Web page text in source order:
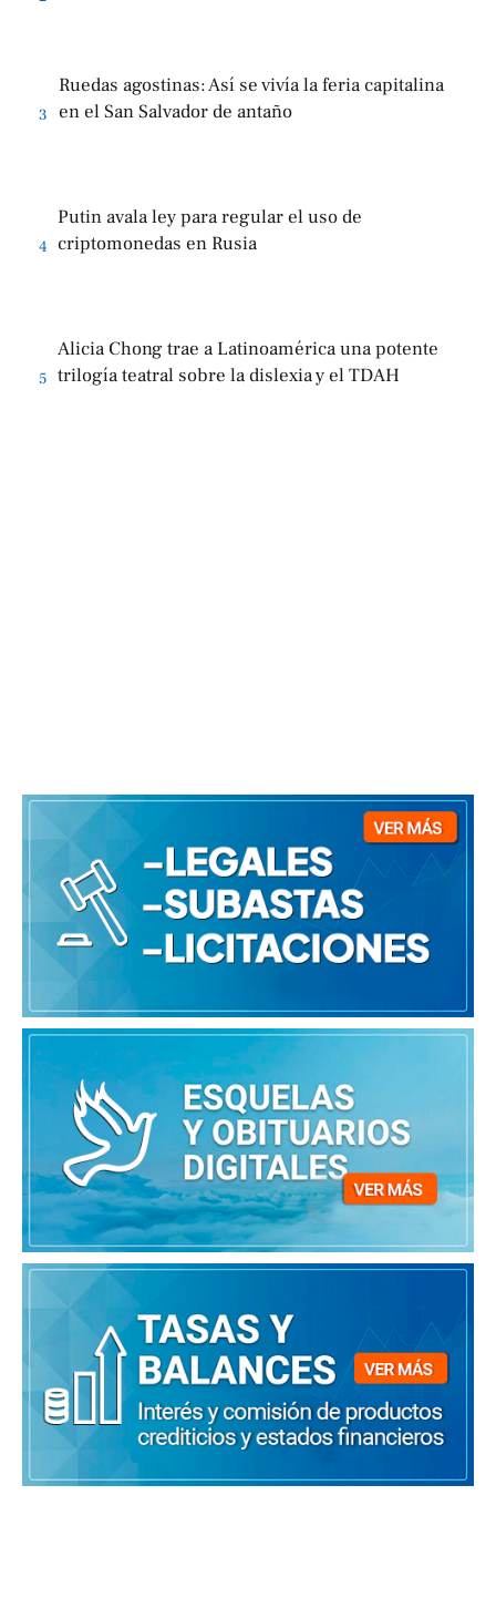
3
Ruedas agostinas: Así se vivía la feria capitalina
en el San Salvador de antaño
4
Putin avala ley para regular el uso de
criptomonedas en Rusia
5
Alicia Chong trae a Latinoamérica una potente
trilogía teatral sobre la dislexia y el TDAH